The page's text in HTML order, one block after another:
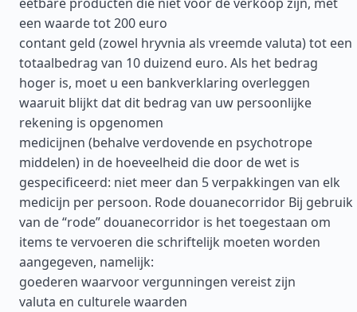
een waarde tot 200 euro
contant geld (zowel hryvnia als vreemde valuta) tot een
totaalbedrag van 10 duizend euro. Als het bedrag
hoger is, moet u een bankverklaring overleggen
waaruit blijkt dat dit bedrag van uw persoonlijke
rekening is opgenomen
medicijnen (behalve verdovende en psychotrope
middelen) in de hoeveelheid die door de wet is
gespecificeerd: niet meer dan 5 verpakkingen van elk
medicijn per persoon. Rode douanecorridor Bij gebruik
van de “rode” douanecorridor is het toegestaan om
items te vervoeren die schriftelijk moeten worden
aangegeven, namelijk:
goederen waarvoor vergunningen vereist zijn
valuta en culturele waarden